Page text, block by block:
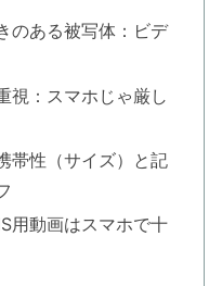
のある被写体：ビデ
視：スマホじゃ厳し
帯性（サイズ）と記
用動画はスマホで十